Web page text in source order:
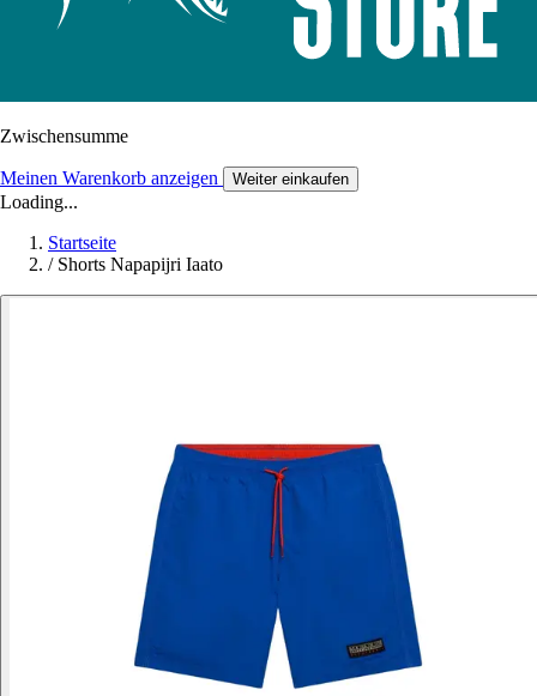
Zwischensumme
Meinen Warenkorb anzeigen Weiter einkaufen
Loading...
Startseite
/ Shorts Napapijri Iaato